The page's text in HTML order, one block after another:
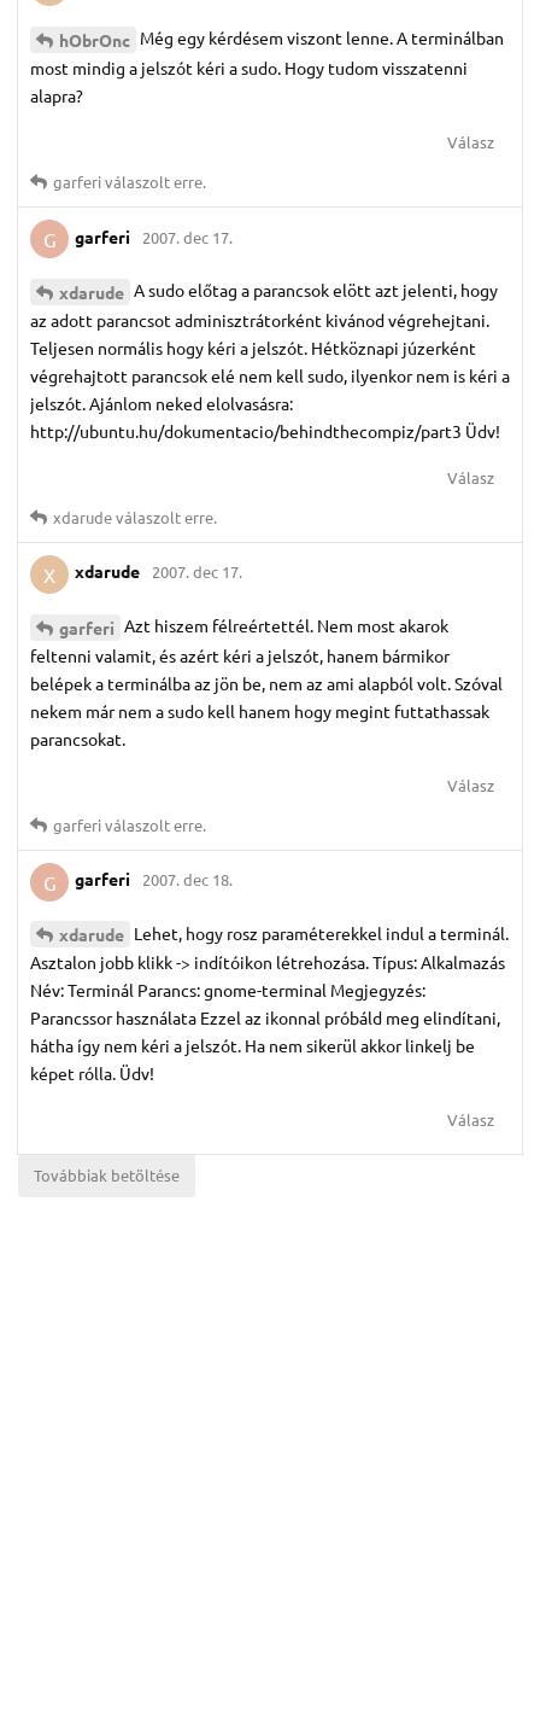
hObrOnc Még egy kérdésem viszont lenne. A terminálban
most mindig a jelszót kéri a sudo. Hogy tudom visszatenni
alapra?
Válasz
garferiválaszolt erre.
G garferi 2007. dec 17.
xdarude A sudo előtag a parancsok elött azt jelenti, hogy
az adott parancsot adminisztrátorként kivánod végrehejtani.
Teljesen normális hogy kéri a jelszót. Hétköznapi júzerként
végrehajtott parancsok elé nem kell sudo, ilyenkor nem is kéri a
jelszót. Ajánlom neked elolvasásra:
http://ubuntu.hu/dokumentacio/behindthecompiz/part3 Üdv!
Válasz
xdarudeválaszolt erre.
X xdarude 2007. dec 17.
garferi Azt hiszem félreértettél. Nem most akarok
feltenni valamit, és azért kéri a jelszót, hanem bármikor
belépek a terminálba az jön be, nem az ami alapból volt. Szóval
nekem már nem a sudo kell hanem hogy megint futtathassak
parancsokat.
Válasz
garferiválaszolt erre.
G garferi 2007. dec 18.
xdarude Lehet, hogy rosz paraméterekkel indul a terminál.
Asztalon jobb klikk -> indítóikon létrehozása. Típus: Alkalmazás
Név: Terminál Parancs: gnome-terminal Megjegyzés:
Parancssor használata Ezzel az ikonnal próbáld meg elindítani,
hátha így nem kéri a jelszót. Ha nem sikerül akkor linkelj be
képet rólla. Üdv!
Válasz
Továbbiak betöltése